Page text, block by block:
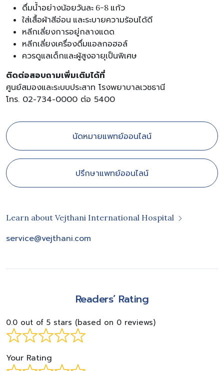
ดื่มน้ำอย่างน้อยวันละ 6-8 แก้ว
ใส่เสื้อผ้าสีอ่อน และระบายความร้อนได้ดี
หลีกเลี่ยงการอยู่กลางแดด
หลีกเลี่ยงเครื่องดื่มแอลกอฮอล์
ควรดูแลเด็กและผู้สูงอายุเป็นพิเศษ
ติดต่อสอบถามเพิ่มเติมได้ที่
ศูนย์สมองและระบบประสาท โรงพยาบาลเวชธานี
โทร. 02-734-0000 ต่อ 5400
นัดหมายแพทย์ออนไลน์
ปรึกษาแพทย์ออนไลน์
Learn about Vejthani International Hospital
service@vejthani.com
Readers’ Rating
0.0 out of 5 stars (based on 0 reviews)
Your Rating